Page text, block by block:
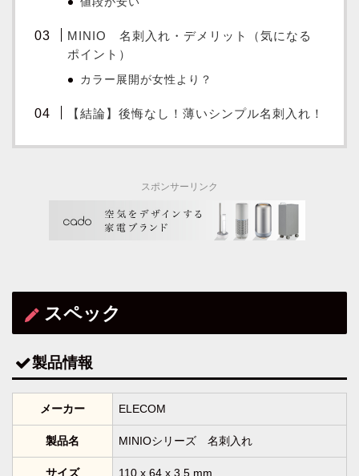
MINIO 名刺入れ・デメリット（気になる
ポイント）
カラー展開が女性より？
【結論】後悔なし！薄いシンプル名刺入れ！
スポンサーリンク
スペック
製品情報
メーカー ELECOM
製品名 MINIOシリーズ 名刺入れ
サイズ 110 x 64 x 3.5 mm